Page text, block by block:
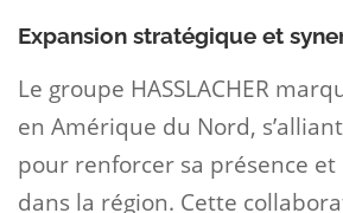
Expansion stratégique et
Le groupe HASSLACHER
en Amérique du Nord,
pour renforcer sa présence
dans la région. Cette